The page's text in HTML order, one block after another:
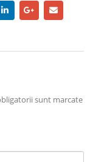
sunt marcate